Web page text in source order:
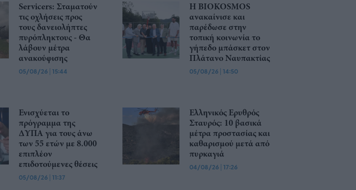
Servicers: Σταματούν
τις οχλήσεις προς
τους δανειολήπτες
πυρόπληκτους - Θα
λάβουν μέτρα
ανακούφισης
05/08/26 | 15:44
Η BIOKOSMOS
ανακαίνισε και
παρέδωσε στην
τοπική κοινωνία το
γήπεδο μπάσκετ στον
Πλάτανο Ναυπακτίας
05/08/26 | 14:50
Ενισχύεται το
πρόγραμμα της
ΔΥΠΑ για τους άνω
των 55 ετών με 8.000
επιπλέον
επιδοτούμενες θέσεις
05/08/26 | 11:37
Ελληνικός Ερυθρός
Σταυρός: 10 βασικά
μέτρα προστασίας και
καθαρισμού μετά από
πυρκαγιά
04/08/26 | 17:26